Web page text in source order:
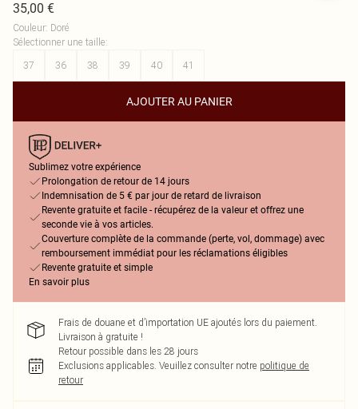
35,00 €
Couleur: Doré
Sélectionner une taille:
37
36 38 39 40 41
AJOUTER AU PANIER
Sublimez votre expérience
Prolongation de retour de 14 jours
Indemnisation de 5 € par jour de retard de livraison
Revente gratuite et facile - récupérez de la valeur et offrez une
seconde vie à vos articles.
Couverture complète de la commande (perte, vol, dommage) avec
remboursement immédiat pour les réclamations éligibles
Revente gratuite et simple
En savoir plus
Frais de douane et d’importation UE ajoutés lors du paiement.
Livraison à gratuite !
Retour possible dans les 28 jours
Exclusions applicables. Veuillez consulter notre politique de
retour